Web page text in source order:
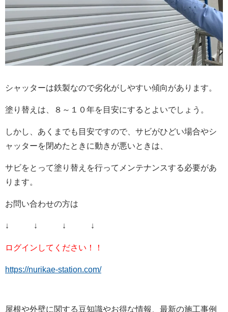
シャッターは鉄製なので劣化がしやすい傾向があります。
塗り替えは、８～１０年を目安にするとよいでしょう。
しかし、あくまでも目安ですので、サビがひどい場合やシ
ャッターを閉めたときに動きが悪いときは、
サビをとって塗り替えを行ってメンテナンスする必要があ
ります。
お問い合わせの方は
↓ ↓ ↓ ↓
ログインしてください！！
https://nurikae-station.com/
屋根や外壁に関する豆知識やお得な情報、最新の施工事例